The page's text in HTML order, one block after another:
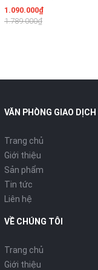
1.090.000₫
1.789.000₫
VĂN PHÒNG GIAO DỊCH
Trang chủ
Giới thiệu
Sản phẩm
Tin tức
Liên hệ
VỀ CHÚNG TÔI
Trang chủ
Giới thiệu